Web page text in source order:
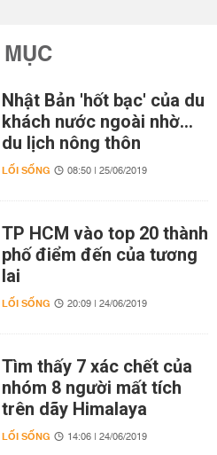
Nhật Bản 'hốt bạc' của du
khách nước ngoài nhờ…
du lịch nông thôn
LỐI SỐNG 08:50 | 25/06/2019
TP HCM vào top 20 thành
phố điểm đến của tương
lai
LỐI SỐNG 20:09 | 24/06/2019
Tìm thấy 7 xác chết của
nhóm 8 người mất tích
trên dãy Himalaya
LỐI SỐNG 14:06 | 24/06/2019